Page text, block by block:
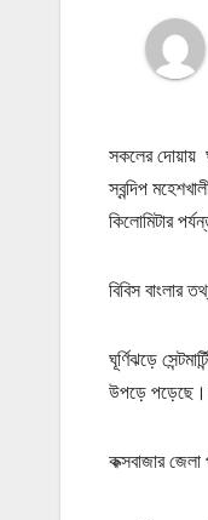
সকলের দোয়ায়
স্বন্দিপ
কিলোমিটার
বিবিস বাংলার
ঘূর্ণিঝড়ে
উপড়ে পড়েছে।
কক্সবাজার